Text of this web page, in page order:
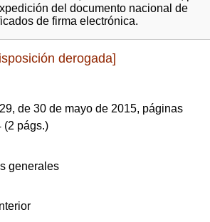
del documento nacional de
de firma electrónica.
derogada]
de 30 de mayo de 2015, páginas
(2 págs.)
generales